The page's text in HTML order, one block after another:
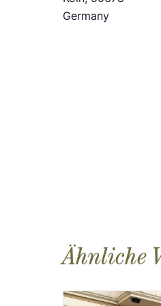
Germany
Ähnliche